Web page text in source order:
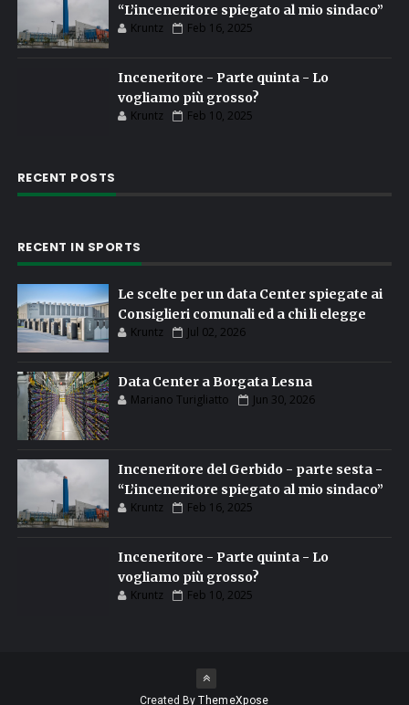
“L’inceneritore spiegato al mio sindaco”
Kruntz Feb 16, 2025
Inceneritore - Parte quinta - Lo
vogliamo più grosso?
Kruntz Feb 10, 2025
RECENT POSTS
RECENT IN SPORTS
Le scelte per un data Center spiegate ai
Consiglieri comunali ed a chi li elegge
Kruntz Jul 02, 2026
Data Center a Borgata Lesna
Mariano Turigliatto Jun 30, 2026
Inceneritore del Gerbido - parte sesta -
“L’inceneritore spiegato al mio sindaco”
Kruntz Feb 16, 2025
Inceneritore - Parte quinta - Lo
vogliamo più grosso?
Kruntz Feb 10, 2025
Created ByThemeXpose